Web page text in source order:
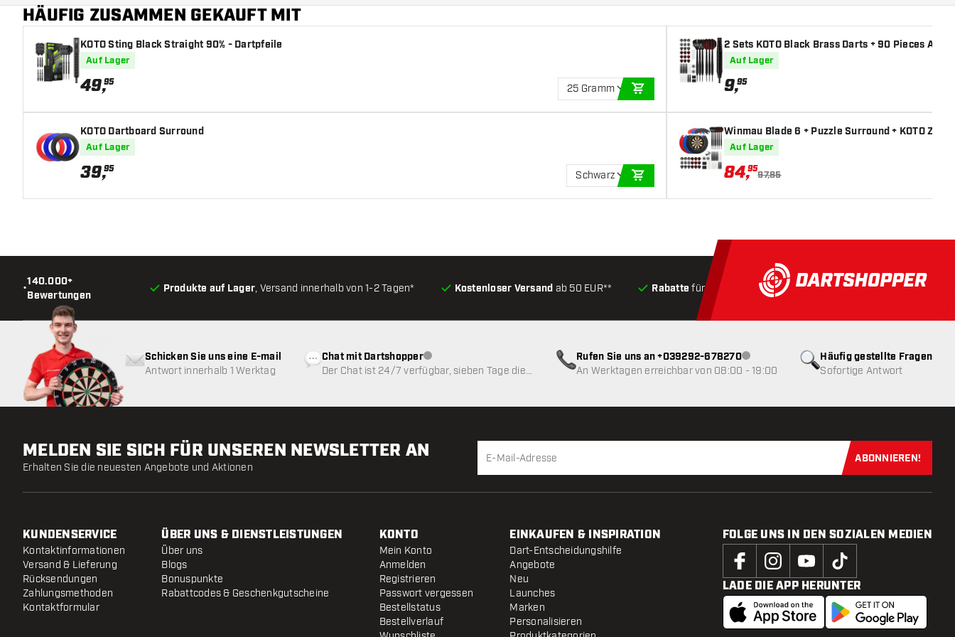
Bitte beachten Sie! Eine Dartmatte bietet niemals 100%igen Schutz bei
abprallende Darts.
Achten Sie darauf: Dieser KOTO Teppich-Check-out-Dartmatte 285 x 80 cm hat
keine runden, sondern gerade Ecken.
HÄUFIG ZUSAMMEN GEKAUFT MIT
KOTO Sting Black Straight 90% - Dartpfeile
Auf Lager
49,95
25 Gramm
IN DEN WARENKORB
KOTO Dartboard Surround
Auf Lager
39,95
Schwarz
2 Sets KOTO Black Brass Darts + 90 Pieces
Auf Lager
9,95
Winmau Blade 6 + Puzzle Surround + KOTO
Auf Lager
84,95
97,85
•
140.000+
Bewertungen
Produkte auf Lager, Versand innerhalb von 1-2 Tagen* Kostenloser Versand ab 50 EUR** Rabatte für Kunden Produkte auf Lager, Versand
Häufig gestellte Fragen
Sofortige Antwort
Schicken Sie uns eine E-mail
Antwort innerhalb 1 Werktag
Chat mit DartshopperKundenservice nicht verfügbar
Der Chat ist 24/7 verfügbar, sieben Tage die
Rufen Sie uns an +039292-678270Kundenservice nicht verfügbar
An Werktagen erreichbar von 08:00 - 19:00
MELDEN SIE SICH FÜR UNSEREN NEWSLETTER AN
Erhalten Sie die neuesten Angebote und Aktionen
Jetzt für
ABONNIEREN!
KUNDENSERVICE
Kontaktinformationen
Versand & Lieferung
Rücksendungen
Zahlungsmethoden
Kontaktformular
ÜBER UNS & DIENSTLEISTUNGEN
Über uns
Blogs
Bonuspunkte
Rabattcodes & Geschenkgutscheine
KONTO
Mein Konto
Anmelden
Registrieren
Passwort vergessen
Bestellstatus
Bestellverlauf
EINKAUFEN & INSPIRATION
Dart-Entscheidungshilfe
Angebote
Neu
Launches
Marken
Personalisieren
FOLGE UNS IN DEN SOZIALEN MEDIEN
LADE DIE APP HERUNTER